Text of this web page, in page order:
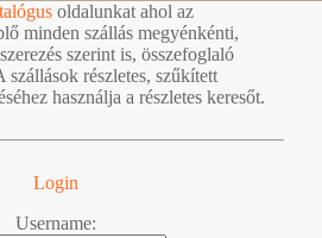
oldalunkat ahol az
minden szállás megyénkénti,
szerint is, összefoglaló
szállások részletes, szűkített
használja a részletes keresőt.
Login
Username: